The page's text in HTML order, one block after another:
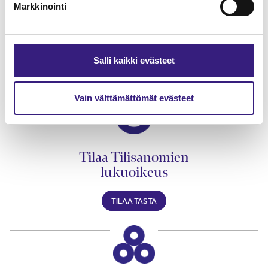
Markkinointi
Salli kaikki evästeet
Vain välttämättömät evästeet
näytenumero
Tilaa Tilisanomien
lukuoikeus
TILAA TÄSTÄ